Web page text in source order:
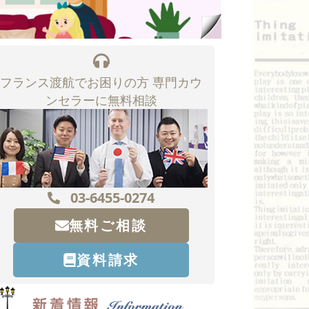
フランス渡航でお困りの方 専門カウ
ンセラーに無料相談
03-6455-0274
無料ご相談
資料請求